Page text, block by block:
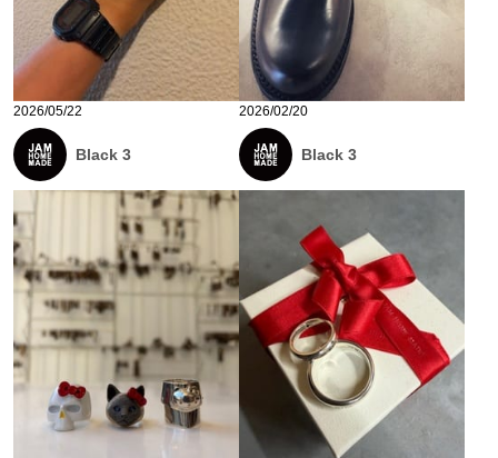
2026/05/22
Black 3
2026/02/20
Black 3